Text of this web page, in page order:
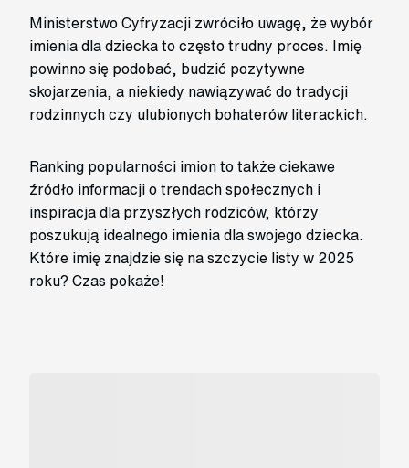
Ministerstwo Cyfryzacji zwróciło uwagę, że wybór
imienia dla dziecka to często trudny proces. Imię
powinno się podobać, budzić pozytywne
skojarzenia, a niekiedy nawiązywać do tradycji
rodzinnych czy ulubionych bohaterów literackich.
Ranking popularności imion to także ciekawe
źródło informacji o trendach społecznych i
inspiracja dla przyszłych rodziców, którzy
poszukują idealnego imienia dla swojego dziecka.
Które imię znajdzie się na szczycie listy w 2025
roku? Czas pokaże!